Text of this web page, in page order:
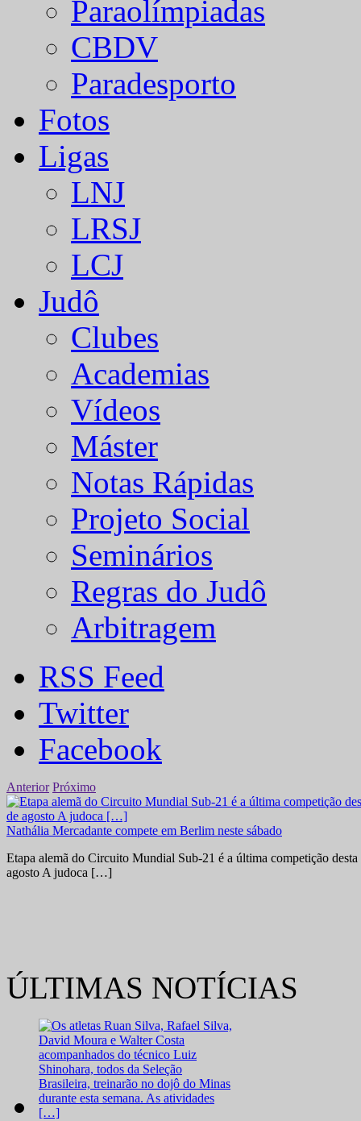
Paraolímpiadas
CBDV
Paradesporto
Fotos
Ligas
LNJ
LRSJ
LCJ
Judô
Clubes
Academias
Vídeos
Máster
Notas Rápidas
Projeto Social
Seminários
Regras do Judô
Arbitragem
RSS Feed
Twitter
Facebook
Anterior Próximo
Nathália Mercadante compete em Berlim neste sábado
Etapa alemã do Circuito Mundial Sub-21 é a última competição
agosto A judoca […]
ÚLTIMAS NOTÍCIAS